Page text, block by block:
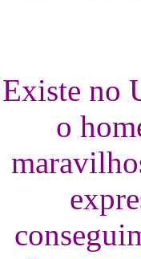
Existe no
o